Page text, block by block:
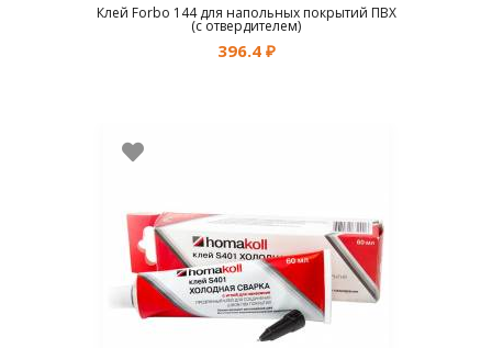
Клей Forbo 144 для напольных покрытий ПВХ
(с отвердителем)
396.4 ₽